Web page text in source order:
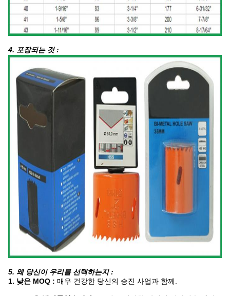
4. 포장되는 것 :
5. 왜 당신이 우리를 선택하는지 :
1. 낮은 MOQ : 매우 건강한 당신의 승진 사업과 함께.